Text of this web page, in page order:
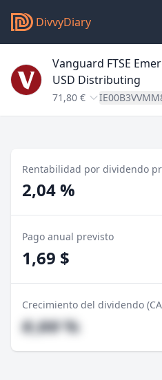
DivvyDiary
Vanguard FTSE
USD Distributing
71,80 €
Rentabilidad por dividendo
2,04 %
Pago anual previsto
1,69 $
Crecimiento del dividendo
#,## %